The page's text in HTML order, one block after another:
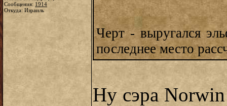
Сообщения: 1914
Откуда: Израиль
Черт - выругался
последнее место
Ну сэра